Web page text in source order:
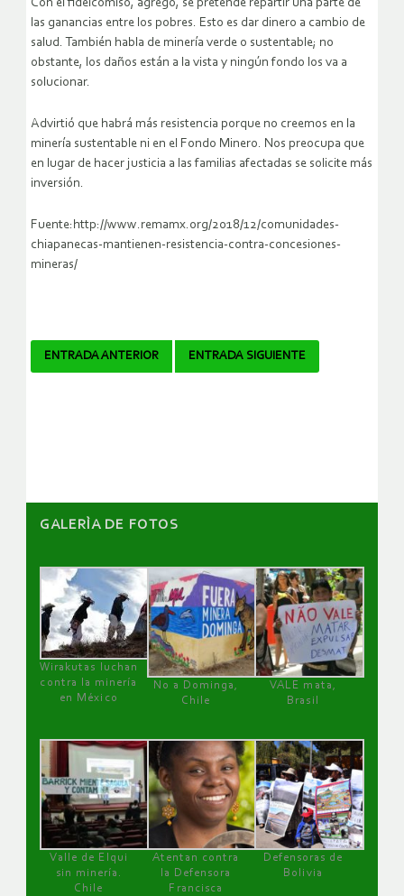
Con el fideicomiso, agregó, se pretende repartir una parte de
las ganancias entre los pobres. Esto es dar dinero a cambio de
salud. También habla de minería verde o sustentable; no
obstante, los daños están a la vista y ningún fondo los va a
solucionar.
Advirtió que habrá más resistencia porque no creemos en la
minería sustentable ni en el Fondo Minero. Nos preocupa que
en lugar de hacer justicia a las familias afectadas se solicite más
inversión.
Fuente:http://www.remamx.org/2018/12/comunidades-
chiapanecas-mantienen-resistencia-contra-concesiones-
mineras/
Navegador
ENTRADA ANTERIOR ENTRADA SIGUIENTE
GALERÌA DE FOTOS
Wirakutas luchan
contra la minería
en México
No a Dominga,
Chile
VALE mata,
Brasil
Valle de Elqui
sin minería.
Chile
Atentan contra
la Defensora
Francisca
Defensoras de
Bolivia